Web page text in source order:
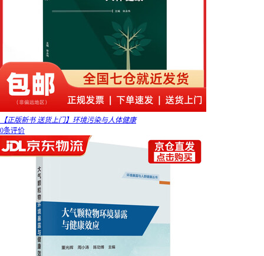
【正版新书 送货上门】环境污染与人体健康
0条评价